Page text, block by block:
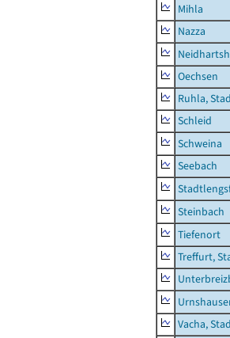
Mihla
Nazza
Oechsen
Ruhla,
Schleid
Schweina
Seebach
Steinbach
Tiefenort
Treffurt,
Vacha,